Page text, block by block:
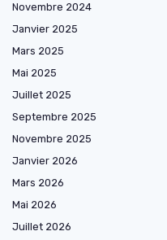
Novembre 2024
Janvier 2025
Mars 2025
Mai 2025
Juillet 2025
Septembre 2025
Novembre 2025
Janvier 2026
Mars 2026
Mai 2026
Juillet 2026